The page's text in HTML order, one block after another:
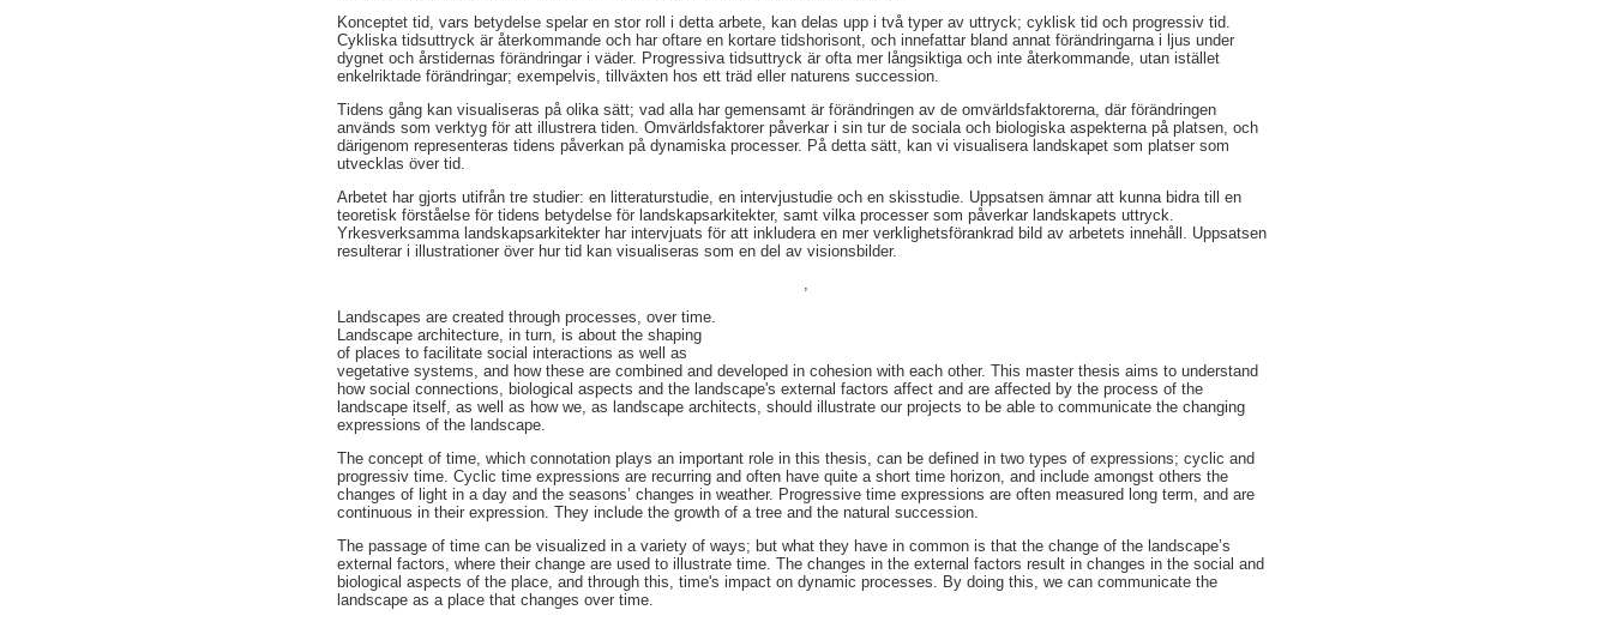
Konceptet tid, vars betydelse spelar en stor roll i detta arbete, kan delas upp i två typer av uttryck; cyklisk tid och progressiv tid.
Cykliska tidsuttryck är återkommande och har oftare en kortare tidshorisont, och innefattar bland annat förändringarna i ljus under
dygnet och årstidernas förändringar i väder. Progressiva tidsuttryck är ofta mer långsiktiga och inte återkommande, utan istället
enkelriktade förändringar; exempelvis, tillväxten hos ett träd eller naturens succession.
Tidens gång kan visualiseras på olika sätt; vad alla har gemensamt är förändringen av de omvärldsfaktorerna, där förändringen
används som verktyg för att illustrera tiden. Omvärldsfaktorer påverkar i sin tur de sociala och biologiska aspekterna på platsen, och
därigenom representeras tidens påverkan på dynamiska processer. På detta sätt, kan vi visualisera landskapet som platser som
utvecklas över tid.
Arbetet har gjorts utifrån tre studier: en litteraturstudie, en intervjustudie och en skisstudie. Uppsatsen ämnar att kunna bidra till en
teoretisk förståelse för tidens betydelse för landskapsarkitekter, samt vilka processer som påverkar landskapets uttryck.
Yrkesverksamma landskapsarkitekter har intervjuats för att inkludera en mer verklighetsförankrad bild av arbetets innehåll. Uppsatsen
resulterar i illustrationer över hur tid kan visualiseras som en del av visionsbilder.
,
Landscapes are created through processes, over time.
Landscape architecture, in turn, is about the shaping
of places to facilitate social interactions as well as
vegetative systems, and how these are combined and developed in cohesion with each other. This master thesis aims to understand
how social connections, biological aspects and the landscape's external factors affect and are affected by the process of the
landscape itself, as well as how we, as landscape architects, should illustrate our projects to be able to communicate the changing
expressions of the landscape.
The concept of time, which connotation plays an important role in this thesis, can be defined in two types of expressions; cyclic and
progressiv time. Cyclic time expressions are recurring and often have quite a short time horizon, and include amongst others the
changes of light in a day and the seasons’ changes in weather. Progressive time expressions are often measured long term, and are
continuous in their expression. They include the growth of a tree and the natural succession.
The passage of time can be visualized in a variety of ways; but what they have in common is that the change of the landscape’s
external factors, where their change are used to illustrate time. The changes in the external factors result in changes in the social and
biological aspects of the place, and through this, time's impact on dynamic processes. By doing this, we can communicate the
landscape as a place that changes over time.